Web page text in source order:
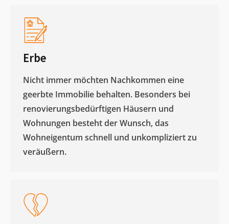
Erbe
Nicht immer möchten Nachkommen eine
geerbte Immobilie behalten. Besonders bei
renovierungsbedürftigen Häusern und
Wohnungen besteht der Wunsch, das
Wohneigentum schnell und unkompliziert zu
veräußern. ​